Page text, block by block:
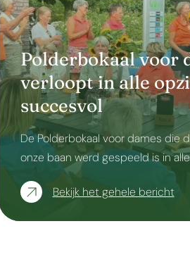
Polderbokaal voor
verloopt in alle
succesvol
De Polderbokaal voor dames die
onze baan werd gespeeld is in
Bekijk het gehele bericht